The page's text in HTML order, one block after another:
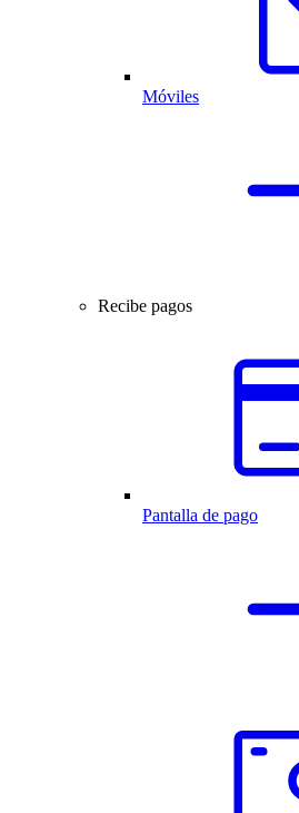
Móviles
Recibe pagos
Pantalla de pago